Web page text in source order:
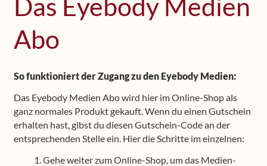
The Method’s Benefits
Workshops & Lessons
Upcoming Workshops
Shop
Abo
So funktioniert der Zugang zu den Eyebody Medien:
Das Eyebody Medien Abo wird hier im Online-Shop als
ganz normales Produkt gekauft. Wenn du einen Gutschein
erhalten hast, gibst du diesen Gutschein-Code an der
entsprechenden Stelle ein. Hier die Schritte im einzelnen:
Gehe weiter zum Online-Shop, um das Medien-